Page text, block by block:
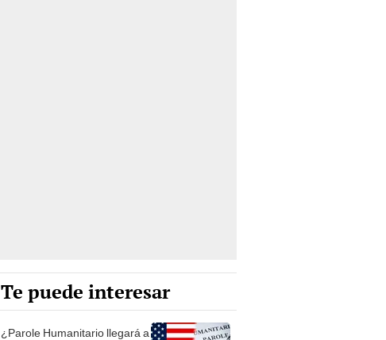
Te puede interesar
¿Parole Humanitario llegará a